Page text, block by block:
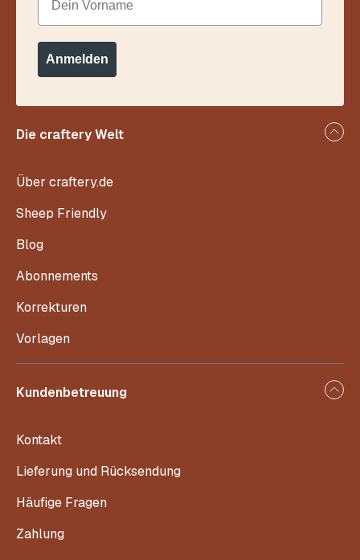
Die craftery Welt
Über craftery.de
Sheep Friendly
Blog
Abonnements
Korrekturen
Vorlagen
Kundenbetreuung
Kontakt
Lieferung und Rücksendung
Häufige Fragen
Zahlung
Anmelden